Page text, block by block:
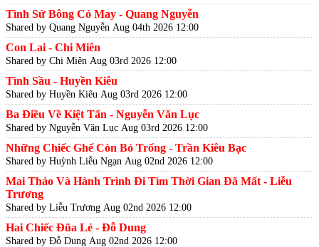
Tình Sử Bông Cỏ May - Quang Nguyễn
Shared by Quang Nguyễn Aug 04th 2026 12:00
Con Lai - Chi Miên
Shared by Chi Miên Aug 03rd 2026 12:00
Tình Sầu - Huyền Kiêu
Shared by Huyền Kiêu Aug 03rd 2026 12:00
Ba Điều Về Kiệt Tấn - Nguyễn Văn Lục
Shared by Nguyễn Văn Lục Aug 03rd 2026 12:00
Những Chiếc Ghế Còn Bỏ Trống - Trần Kiêu Bạc
Shared by Huỳnh Liễu Ngạn Aug 02nd 2026 12:00
Mai Thảo Và Hành Trình Đi Tìm Thời Gian Đã Mất - Liễu
Trương
Shared by Liễu Trương Aug 02nd 2026 12:00
Hai Chiếc Đũa Lẻ - Đỗ Dung
Shared by Đỗ Dung Aug 02nd 2026 12:00